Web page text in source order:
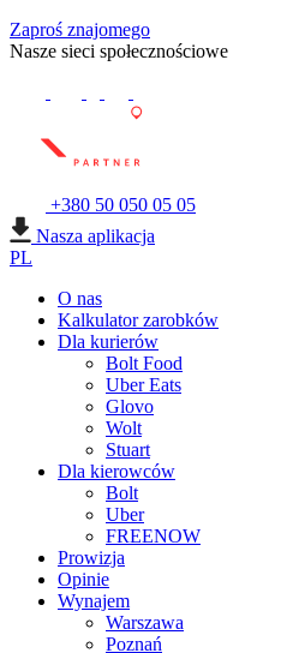
Zaproś znajomego
Nasze sieci społecznościowe
+380 50 050 05 05
Nasza aplikacja
PL
O nas
Kalkulator zarobków
Dla kurierów
Bolt Food
Uber Eats
Glovo
Wolt
Stuart
Dla kierowców
Bolt
Uber
FREENOW
Prowizja
Opinie
Wynajem
Warszawa
Poznań